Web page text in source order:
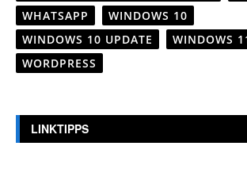
WHATSAPP
WINDOWS 10
WINDOWS 10 UPDATE
WINDOWS
WORDPRESS
LINKTIPPS